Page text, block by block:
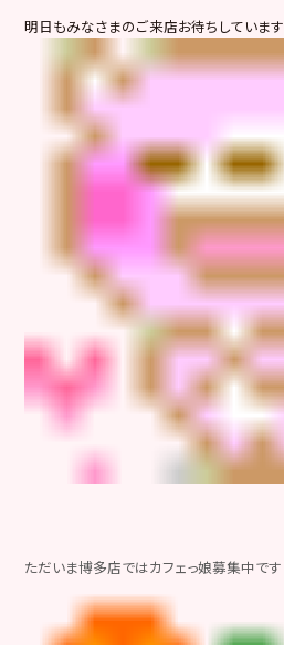
明日もみなさまのご来店お待ちしています
ただいま博多店ではカフェっ娘募集中です